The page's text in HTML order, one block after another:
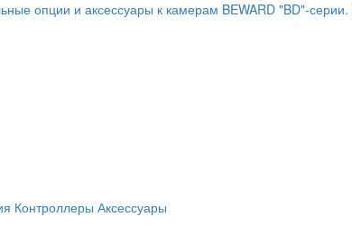
опции и аксессуары к камерам BEWARD "BD"-серии.
Контроллеры Аксессуары